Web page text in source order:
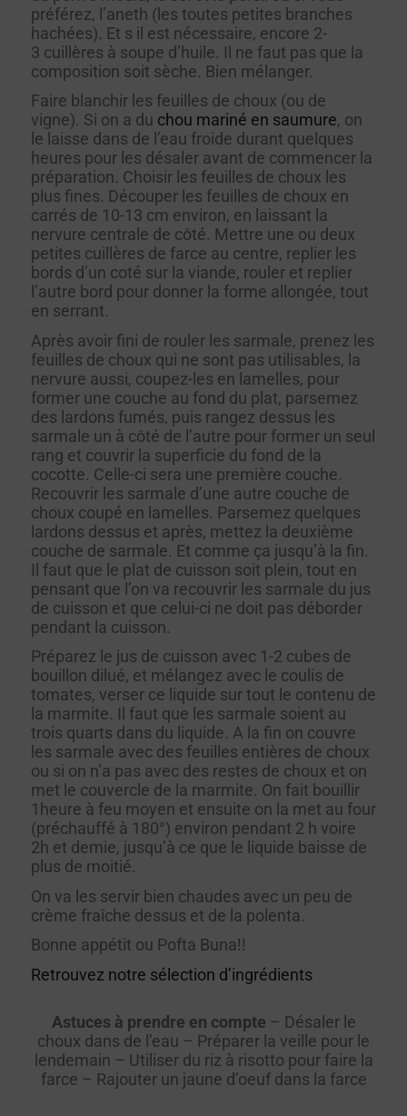
préférez, l’aneth (les toutes petites branches
hachées). Et s il est nécessaire, encore 2-
3 cuillères à soupe d’huile. Il ne faut pas que la
composition soit sèche. Bien mélanger.
Faire blanchir les feuilles de choux (ou de
vigne). Si on a du chou mariné en saumure, on
le laisse dans de l’eau froide durant quelques
heures pour les désaler avant de commencer la
préparation. Choisir les feuilles de choux les
plus fines. Découper les feuilles de choux en
carrés de 10-13 cm environ, en laissant la
nervure centrale de côté. Mettre une ou deux
petites cuillères de farce au centre, replier les
bords d’un coté sur la viande, rouler et replier
l’autre bord pour donner la forme allongée, tout
en serrant.
Après avoir fini de rouler les sarmale, prenez les
feuilles de choux qui ne sont pas utilisables, la
nervure aussi, coupez-les en lamelles, pour
former une couche au fond du plat, parsemez
des lardons fumés, puis rangez dessus les
sarmale un à côté de l’autre pour former un seul
rang et couvrir la superficie du fond de la
cocotte. Celle-ci sera une première couche.
Recouvrir les sarmale d’une autre couche de
choux coupé en lamelles. Parsemez quelques
lardons dessus et après, mettez la deuxième
couche de sarmale. Et comme ça jusqu’à la fin.
Il faut que le plat de cuisson soit plein, tout en
pensant que l’on va recouvrir les sarmale du jus
de cuisson et que celui-ci ne doit pas déborder
pendant la cuisson.
Préparez le jus de cuisson avec 1-2 cubes de
bouillon dilué, et mélangez avec le coulis de
tomates, verser ce liquide sur tout le contenu de
la marmite. Il faut que les sarmale soient au
trois quarts dans du liquide. A la fin on couvre
les sarmale avec des feuilles entières de choux
ou si on n’a pas avec des restes de choux et on
met le couvercle de la marmite. On fait bouillir
1heure à feu moyen et ensuite on la met au four
(préchauffé à 180°) environ pendant 2 h voire
2h et demie, jusqu’à ce que le liquide baisse de
plus de moitié.
On va les servir bien chaudes avec un peu de
crème fraîche dessus et de la polenta.
Bonne appétit ou Pofta Buna!!
Retrouvez notre sélection d’ingrédients
Astuces à prendre en compte – Désaler le
choux dans de l’eau – Préparer la veille pour le
lendemain – Utiliser du riz à risotto pour faire la
farce – Rajouter un jaune d’oeuf dans la farce